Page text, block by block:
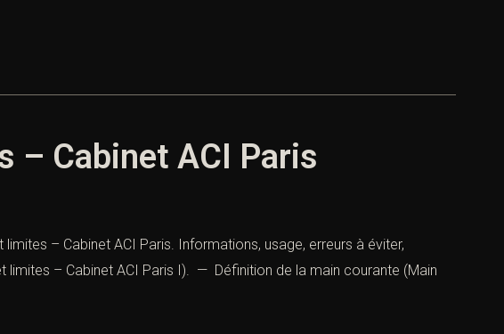
– Cabinet ACI Paris
– Cabinet ACI Paris. Informations, usage, erreurs à éviter,
limites – Cabinet ACI Paris I). — Définition de la main courante (Main